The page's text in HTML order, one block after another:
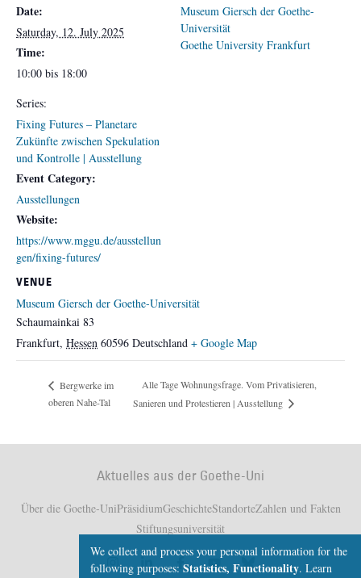
Date:
Saturday, 12. July 2025
Time:
10:00 bis 18:00
Series:
Fixing Futures – Planetare
Zukünfte zwischen Spekulation
und Kontrolle | Ausstellung
Event Category:
Ausstellungen
Website:
https://www.mggu.de/ausstellun
gen/fixing-futures/
VENUE
Museum Giersch der Goethe-Universität
Schaumainkai 83
Frankfurt, Hessen 60596 Deutschland + Google Map
Museum Giersch der Goethe-
Universität
Goethe University Frankfurt
Bergwerke im
oberen Nahe-Tal
Alle Tage Wohnungsfrage. Vom Privatisieren,
Sanieren und Protestieren | Ausstellung
Aktuelles aus der Goethe-Uni
Über die Goethe-UniPräsidiumGeschichteStandorteZahlen und Fakten
Stiftungsuniversität
We collect and process your personal information for the
following purposes: Statistics, Functionality. Learn